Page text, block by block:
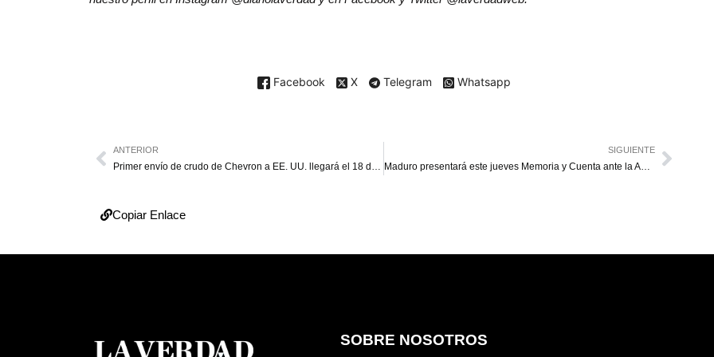
Facebook X Telegram Whatsapp
ANTERIOR
Primer envío de crudo de Chevron a EE. UU. llegará el 18 de enero
SIGUIENTE
Maduro presentará este jueves Memoria y Cuenta ante la AN 2020
Copiar Enlace
SOBRE NOSOTROS